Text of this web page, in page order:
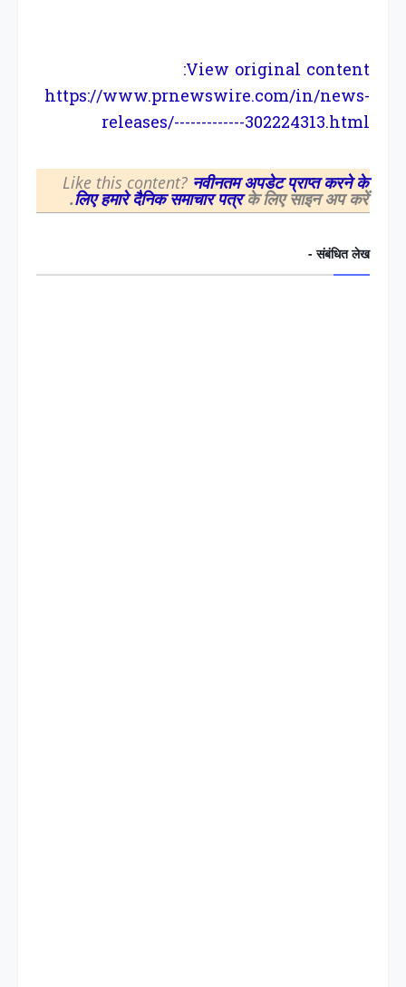
View original content:
https://www.prnewswire.com/in/news-
releases/-------------302224313.html
Like this content? नवीनतम अपडेट प्राप्त करने के
लिए हमारे दैनिक समाचार पत्रके लिए साइन अप करें.
संबंधित लेख -